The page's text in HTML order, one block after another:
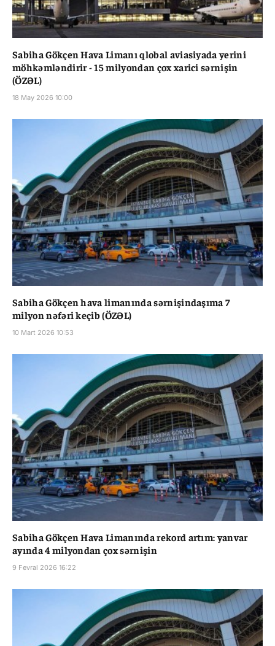
Sabiha Gökçen Hava Limanı qlobal aviasiyada yerini
möhkəmləndirir - 15 milyondan çox xarici sərnişin
(ÖZƏL)
18 May 2026 10:00
Sabiha Gökçen hava limanında sərnişindaşıma 7
milyon nəfəri keçib (ÖZƏL)
10 Mart 2026 10:53
Sabiha Gökçen Hava Limanında rekord artım: yanvar
ayında 4 milyondan çox sərnişin
9 Fevral 2026 16:22